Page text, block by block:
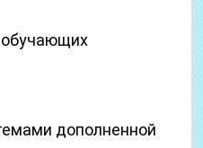
обучающих
дополненной